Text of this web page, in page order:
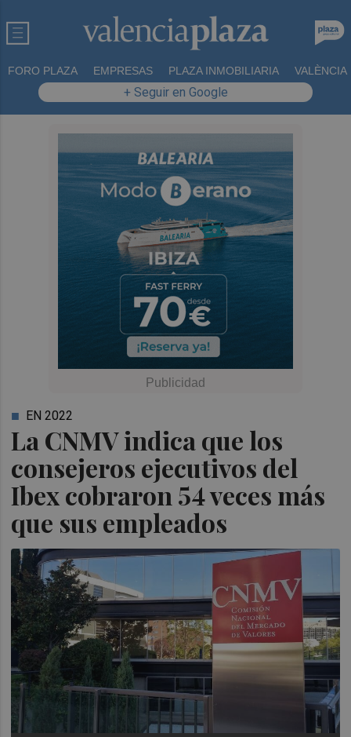
FORO PLAZA EMPRESAS PLAZA INMOBILIARIA VALÈNCIA
+ Seguir en Google
La CNMV indica que los
consejeros ejecutivos del
Ibex cobraron 54 veces más
que sus empleados
EN 2022